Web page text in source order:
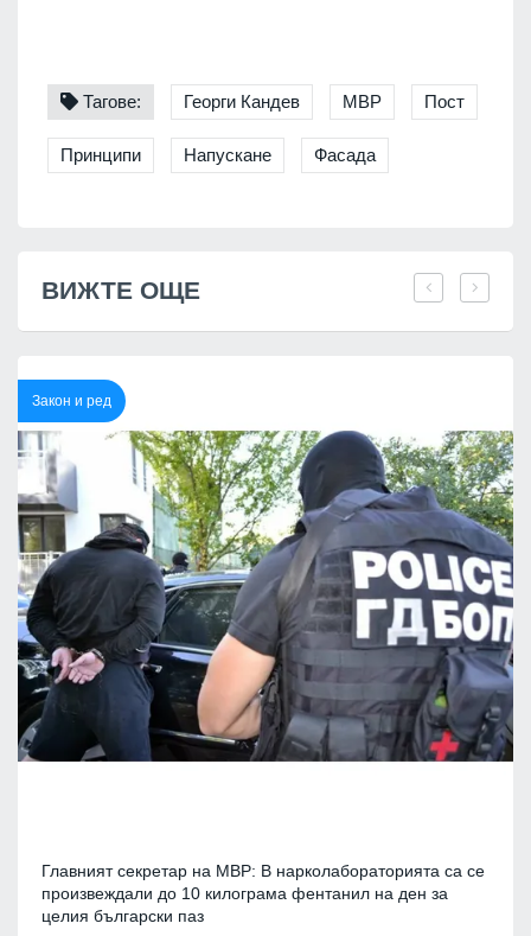
Тагове: Георги Кандев МВР Пост
Принципи Напускане Фасада
ВИЖТЕ ОЩЕ
Закон и ред
Главният секретар на МВР: В нарколабораторията са се
произвеждали до 10 килограма фентанил на ден за
целия български паз